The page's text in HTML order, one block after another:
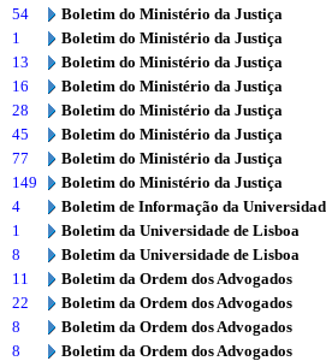
54
Boletim do Ministério da Justiça
1
Boletim do Ministério da Justiça
13
Boletim do Ministério da Justiça
16
Boletim do Ministério da Justiça
28
Boletim do Ministério da Justiça
45
Boletim do Ministério da Justiça
77
Boletim do Ministério da Justiça
149
Boletim do Ministério da Justiça
4
Boletim de Informação da
1
Boletim da Universidade de Lisboa
8
Boletim da Universidade de Lisboa
11
Boletim da Ordem dos Advogados
22
Boletim da Ordem dos Advogados
8
Boletim da Ordem dos Advogados
8
Boletim da Ordem dos Advogados